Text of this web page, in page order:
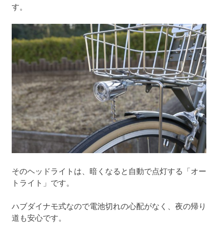
す。
そのヘッドライトは、暗くなると自動で点灯する「オー
トライト」です。
ハブダイナモ式なので電池切れの心配がなく、夜の帰り
道も安心です。